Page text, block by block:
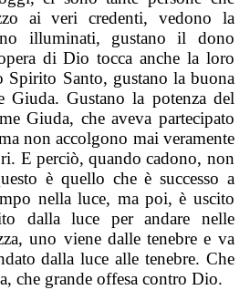
ai veri credenti, vedono la
illuminati, gustano il dono
di Dio tocca anche la loro
Spirito Santo, gustano la buona
Gustano la potenza del
Giuda, che aveva partecipato
non accolgono mai veramente
E perciò, quando cadono, non
è quello che è successo a
nella luce, ma poi, è uscito
dalla luce per andare nelle
uno viene dalle tenebre e va
dalla luce alle tenebre. Che
che grande offesa contro Dio.